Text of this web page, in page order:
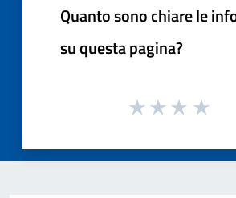
Quanto sono chiare le
su questa pagina?